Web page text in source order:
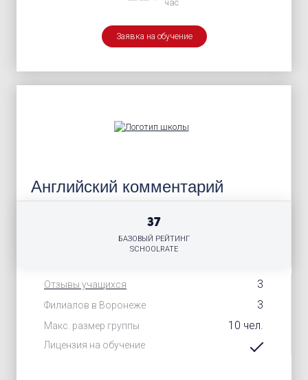
час
Заявка на обучение
Английский комментарий
Отзывы учащихся 3
Филиалов в Воронеже 3
Макс. размер группы 10 чел.
Лицензия на обучение
37
БАЗОВЫЙ РЕЙТИНГ
SCHOOLRATE